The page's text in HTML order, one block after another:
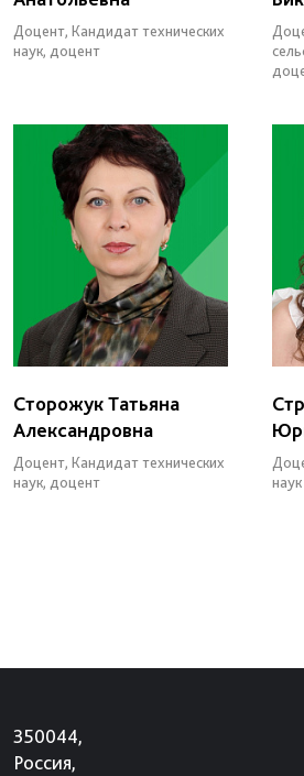
Доцент, Кандидат технических
наук, доцент
Сторожук Татьяна
Александровна
Доцент, Кандидат технических
наук, доцент
наук
350044,
Россия,